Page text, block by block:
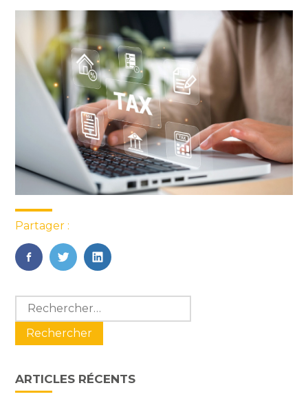
Partager :
FaceBook
TwitterLinkedIn
Blog
sidebar
Rechercher :
ARTICLES RÉCENTS